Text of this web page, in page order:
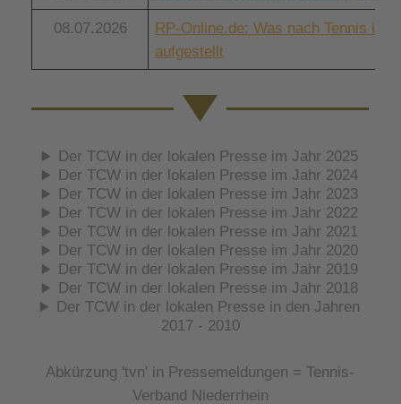
08.07.2026
RP-Online.de: Was nach Tennis in
aufgestellt
Der TCW in der lokalen Presse im Jahr 2025
Der TCW in der lokalen Presse im Jahr 2024
Der TCW in der lokalen Presse im Jahr 2023
Der TCW in der lokalen Presse im Jahr 2022
Der TCW in der lokalen Presse im Jahr 2021
Der TCW in der lokalen Presse im Jahr 2020
Der TCW in der lokalen Presse im Jahr 2019
Der TCW in der lokalen Presse im Jahr 2018
Der TCW in der lokalen Presse in den Jahren
2017 - 2010
Abkürzung 'tvn' in Pressemeldungen = Tennis-
Verband Niederrhein